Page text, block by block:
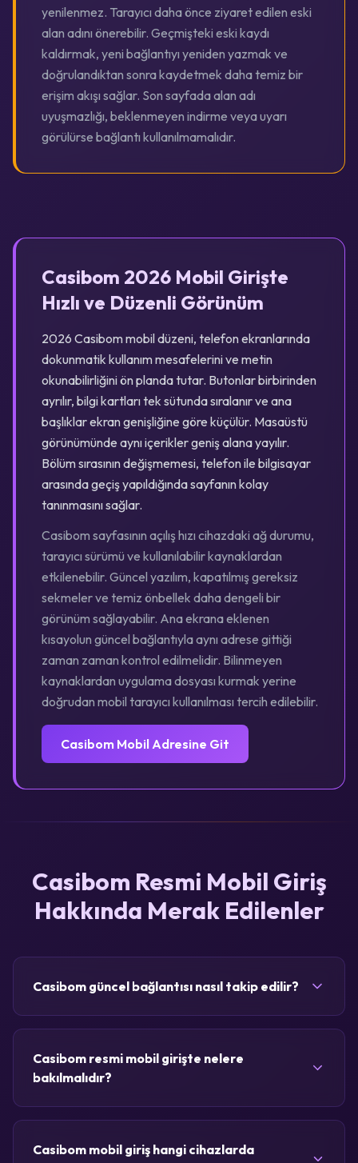
yenilenmez. Tarayıcı daha önce ziyaret edilen eski
alan adını önerebilir. Geçmişteki eski kaydı
kaldırmak, yeni bağlantıyı yeniden yazmak ve
doğrulandıktan sonra kaydetmek daha temiz bir
erişim akışı sağlar. Son sayfada alan adı
uyuşmazlığı, beklenmeyen indirme veya uyarı
görülürse bağlantı kullanılmamalıdır.
Casibom 2026 Mobil Girişte
Hızlı ve Düzenli Görünüm
2026 Casibom mobil düzeni, telefon ekranlarında
dokunmatik kullanım mesafelerini ve metin
okunabilirliğini ön planda tutar. Butonlar birbirinden
ayrılır, bilgi kartları tek sütunda sıralanır ve ana
başlıklar ekran genişliğine göre küçülür. Masaüstü
görünümünde aynı içerikler geniş alana yayılır.
Bölüm sırasının değişmemesi, telefon ile bilgisayar
arasında geçiş yapıldığında sayfanın kolay
tanınmasını sağlar.
Casibom sayfasının açılış hızı cihazdaki ağ durumu,
tarayıcı sürümü ve kullanılabilir kaynaklardan
etkilenebilir. Güncel yazılım, kapatılmış gereksiz
sekmeler ve temiz önbellek daha dengeli bir
görünüm sağlayabilir. Ana ekrana eklenen
kısayolun güncel bağlantıyla aynı adrese gittiği
zaman zaman kontrol edilmelidir. Bilinmeyen
kaynaklardan uygulama dosyası kurmak yerine
doğrudan mobil tarayıcı kullanılması tercih edilebilir.
Casibom Mobil Adresine Git
Casibom Resmi Mobil Giriş
Hakkında Merak Edilenler
Casibom güncel bağlantısı nasıl takip edilir?
Casibom resmi mobil girişte nelere
bakılmalıdır?
Casibom mobil giriş hangi cihazlarda